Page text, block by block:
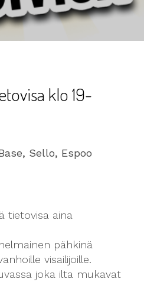
klo 19-
Sello, Espoo
tietovisa aina
pähkinä
visailijoille.
joka ilta mukavat